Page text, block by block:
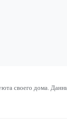
своего дома.